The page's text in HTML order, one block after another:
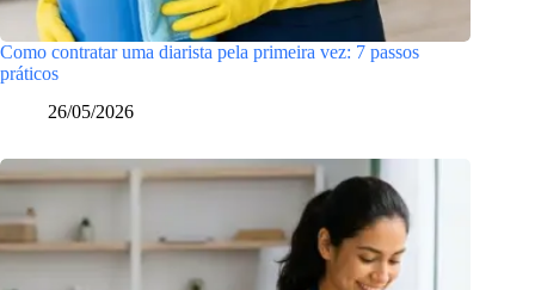
Como contratar uma diarista pela primeira vez: 7 passos
práticos
26/05/2026